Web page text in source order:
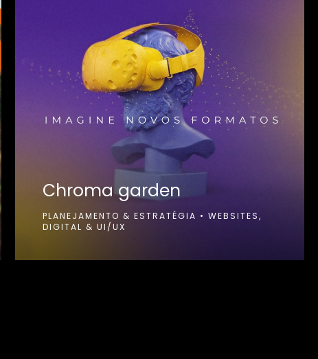
Chroma garden
PLANEJAMENTO & ESTRATÉGIA • WEBSITES,
DIGITAL & UI/UX